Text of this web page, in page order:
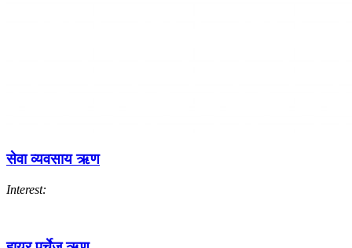
सेवा व्यवसाय ऋण
Interest: